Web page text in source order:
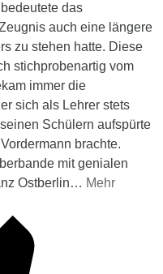
das
auch eine längere
zu stehen hatte. Diese
stichprobenartig vom
immer die
sich als Lehrer stets
Schülern aufspürte
brachte.
mit genialen
Ostberlin… Mehr